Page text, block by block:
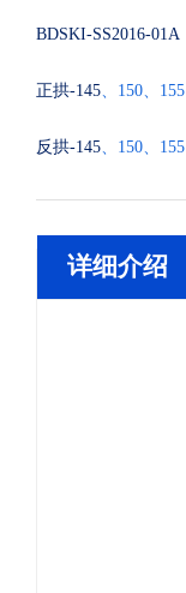
BDSKI-SS2016-01A
正拱-145、 150、155
反拱-145、 150、155
详细介绍